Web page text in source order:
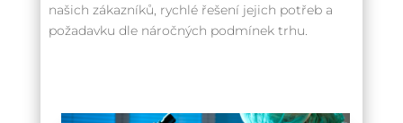
našich zákazníků, rychlé řešení jejich potřeb a
požadavku dle náročných podmínek trhu.